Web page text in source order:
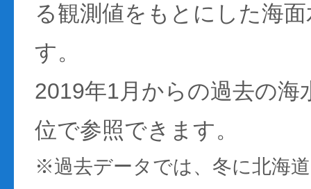
る観測値をもとにした海
す。
2019年1月からの過去の海
位で参照できます。
※過去データでは、冬に北海